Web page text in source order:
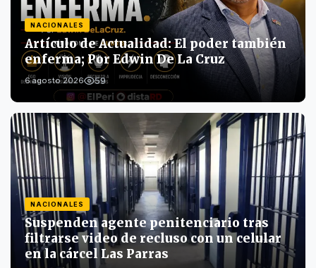
NACIONALES
Artículo de Actualidad: El poder también
enferma; Por Edwin De La Cruz
6 agosto 2026 59
NACIONALES
Suspenden agente penitenciario tras
filtrarse video de recluso con un celular
en la cárcel Las Parras